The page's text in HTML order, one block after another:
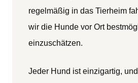
regelmäßig in das Tierheim
wir die Hunde vor Ort
einzuschätzen.
Jeder Hund ist einzigartig,